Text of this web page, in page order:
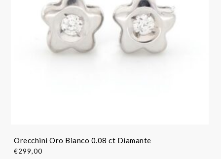
Orecchini Oro Bianco 0.08 ct Diamante
€299,00